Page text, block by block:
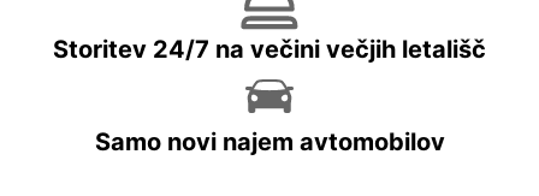
Storitev 24/7 na večini večjih letališč
Samo novi najem avtomobilov